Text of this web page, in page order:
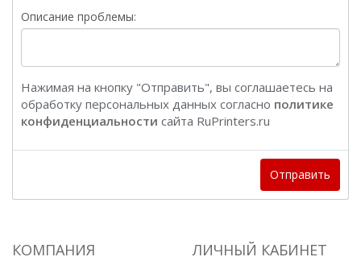
Описание проблемы:
Нажимая на кнопку "Отправить", вы соглашаетесь на
обработку персональных данных согласно политике
конфиденциальности сайта RuPrinters.ru
Отправить
КОМПАНИЯ ЛИЧНЫЙ КАБИНЕТ